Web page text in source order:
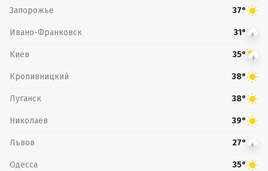
Запорожье 37°
Ивано-Франковск 31°
Киев 35°
Кропивницкий 38°
Луганск 38°
Николаев 39°
Львов 27°
Одесса 35°